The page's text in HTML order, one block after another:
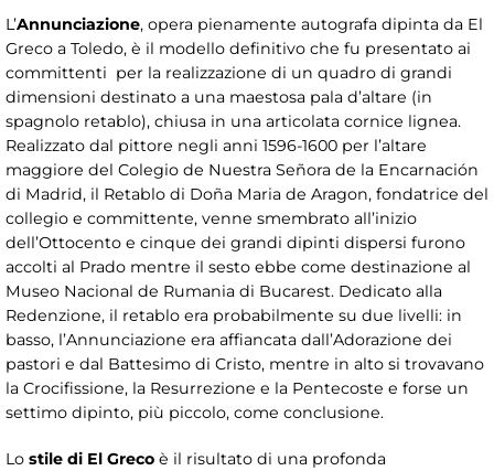
L’Annunciazione, opera pienamente autografa dipinta da El
Greco a Toledo, è il modello definitivo che fu presentato ai
committenti per la realizzazione di un quadro di grandi
dimensioni destinato a una maestosa pala d’altare (in
spagnolo retablo), chiusa in una articolata cornice lignea.
Realizzato dal pittore negli anni 1596-1600 per l’altare
maggiore del Colegio de Nuestra Señora de la Encarnación
di Madrid, il Retablo di Doña Maria de Aragon, fondatrice del
collegio e committente, venne smembrato all’inizio
dell’Ottocento e cinque dei grandi dipinti dispersi furono
accolti al Prado mentre il sesto ebbe come destinazione al
Museo Nacional de Rumania di Bucarest. Dedicato alla
Redenzione, il retablo era probabilmente su due livelli: in
basso, l’Annunciazione era affiancata dall’Adorazione dei
pastori e dal Battesimo di Cristo, mentre in alto si trovavano
la Crocifissione, la Resurrezione e la Pentecoste e forse un
settimo dipinto, più piccolo, come conclusione.
Lo stile di El Greco è il risultato di una profonda